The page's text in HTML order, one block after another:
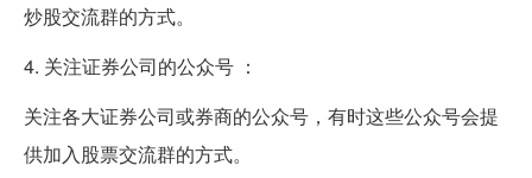
炒股交流群的方式。
4. 关注证券公司的公众号 ：
关注各大证券公司或券商的公众号，有时这些公众号会提
供加入股票交流群的方式。